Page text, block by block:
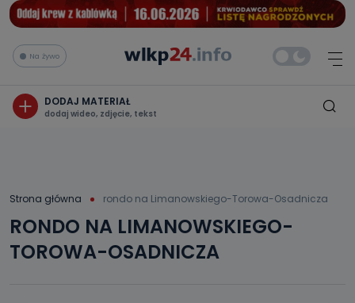
Na żywo
DODAJ MATERIAŁ
dodaj wideo, zdjęcie, tekst
Strona główna rondo na Limanowskiego-Torowa-Osadnicza
RONDO NA LIMANOWSKIEGO-
TOROWA-OSADNICZA